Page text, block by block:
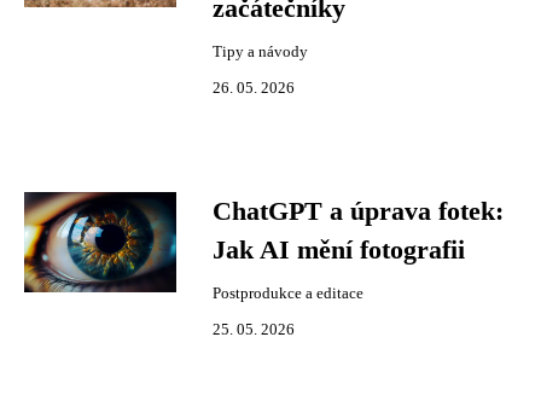
začátečníky
Tipy a návody
26. 05. 2026
ChatGPT a úprava fotek:
Jak AI mění fotografii
Postprodukce a editace
25. 05. 2026